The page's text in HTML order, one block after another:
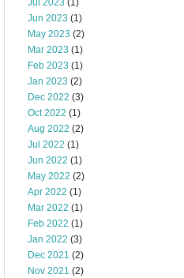
Jul 2023 (1)
Jun 2023 (1)
May 2023 (2)
Mar 2023 (1)
Feb 2023 (1)
Jan 2023 (2)
Dec 2022 (3)
Oct 2022 (1)
Aug 2022 (2)
Jul 2022 (1)
Jun 2022 (1)
May 2022 (2)
Apr 2022 (1)
Mar 2022 (1)
Feb 2022 (1)
Jan 2022 (3)
Dec 2021 (2)
Nov 2021 (2)